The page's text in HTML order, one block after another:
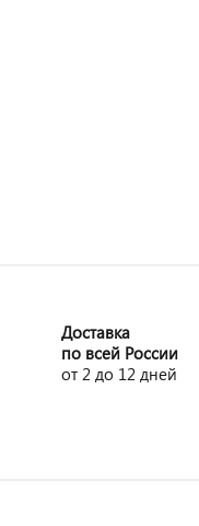
Доставка
по всей России
от 2 до 12 дней